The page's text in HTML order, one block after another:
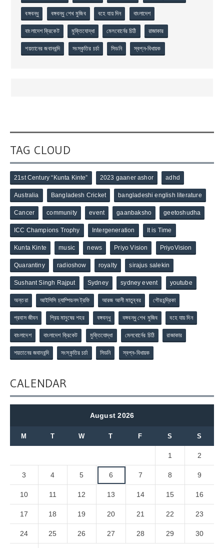
বঙ্গবন্ধু বঙ্গবন্ধু শেখ মুজিব বহে যায় দিন বাংলাদেশ
বাংলাদেশ ক্রিকেট মুক্তিযোদ্ধা মেলবোর্নের চিঠি রাজাকার
শয়তানের জবানবন্দি সংস্কৃতির চর্চা সিডনি স্বপ্ন-বিধায়ক
TAG CLOUD
21st Century “Kunta Kinte” 2023 gaaner ashor adhd
Australia Bangladesh Cricket bangladeshi english literature
Cancer community event gaanbaksho geetoshudha
ICC Champions Trophy Intergeneration It is Time
Kunta Kinte music news Priyo Vision PriyoVision
Quarantiny radioshow royalty sirajus salekin
Sushant Singh Rajput Sydney sydney event youtube
অন্তরা আইসিসি চ্যাম্পিয়নস ট্রফি আরজ আলী মাতুব্বর গৌরচন্দ্রিকা
প্রবাস জীবন প্রিয় মানুষের শহর বঙ্গবন্ধু বঙ্গবন্ধু শেখ মুজিব বহে যায় দিন
বাংলাদেশ বাংলাদেশ ক্রিকেট মুক্তিযোদ্ধা মেলবোর্নের চিঠি রাজাকার
শয়তানের জবানবন্দি সংস্কৃতির চর্চা সিডনি স্বপ্ন-বিধায়ক
CALENDAR
August 2026
M T W T F S S
1 2
3 4 5 6 7 8 9
10 11 12 13 14 15 16
17 18 19 20 21 22 23
24 25 26 27 28 29 30